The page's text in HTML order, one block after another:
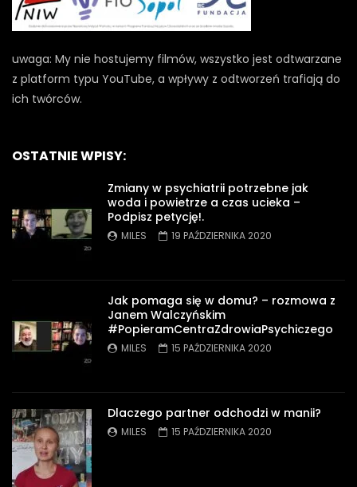
uwaga: My nie hostujemy filmów, wszystko jest odtwarzane
z platform typu YouTube, a wpływy z odtworzeń trafiają do
ich twórców.
OSTATNIE WPISY:
Zmiany w psychiatrii potrzebne jak
woda i powietrze a czas ucieka –
Podpisz petycję!.
MILES 19 PAŹDZIERNIKA 2020
Jak pomaga się w domu? – rozmowa z
Janem Walczyńskim
#PopieramCentraZdrowiaPsychiczego
MILES 15 PAŹDZIERNIKA 2020
Dlaczego partner odchodzi w manii?
MILES 15 PAŹDZIERNIKA 2020